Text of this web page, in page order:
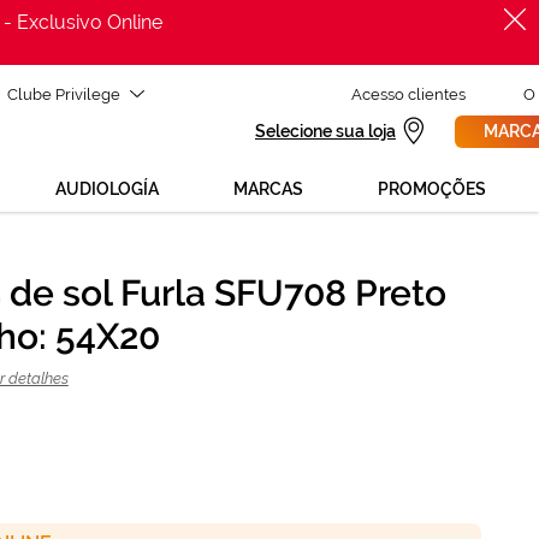
Exclusivo Online
Clube Privilege Acesso clientes O
Selecione sua loja
AUDIOLOGÍA MARCAS PROMOÇÕES
PROCURAR
sol Furla SFU708 Preto
54X20
detalhes